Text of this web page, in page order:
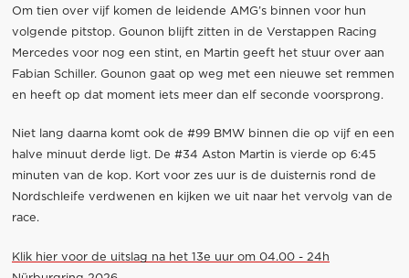
Om tien over vijf komen de leidende AMG’s binnen voor hun
volgende pitstop. Gounon blijft zitten in de Verstappen Racing
Mercedes voor nog een stint, en Martin geeft het stuur over aan
Fabian Schiller. Gounon gaat op weg met een nieuwe set remmen
en heeft op dat moment iets meer dan elf seconde voorsprong.
Niet lang daarna komt ook de #99 BMW binnen die op vijf en een
halve minuut derde ligt. De #34 Aston Martin is vierde op 6:45
minuten van de kop. Kort voor zes uur is de duisternis rond de
Nordschleife verdwenen en kijken we uit naar het vervolg van de
race.
Klik hier voor de uitslag na het 13e uur om 04.00 - 24h